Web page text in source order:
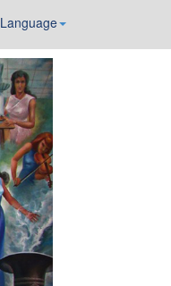
Language